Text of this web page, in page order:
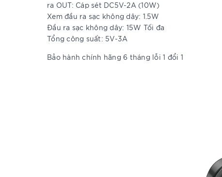
ra OUT: Cáp sét DC5V-2A (10W)
Xem đầu ra sạc không dây: 1.5W
Đầu ra sạc không dây: 15W Tối đa
Tổng công suất: 5V-3A
Bảo hành chính hãng 6 tháng lỗi 1 đổi 1